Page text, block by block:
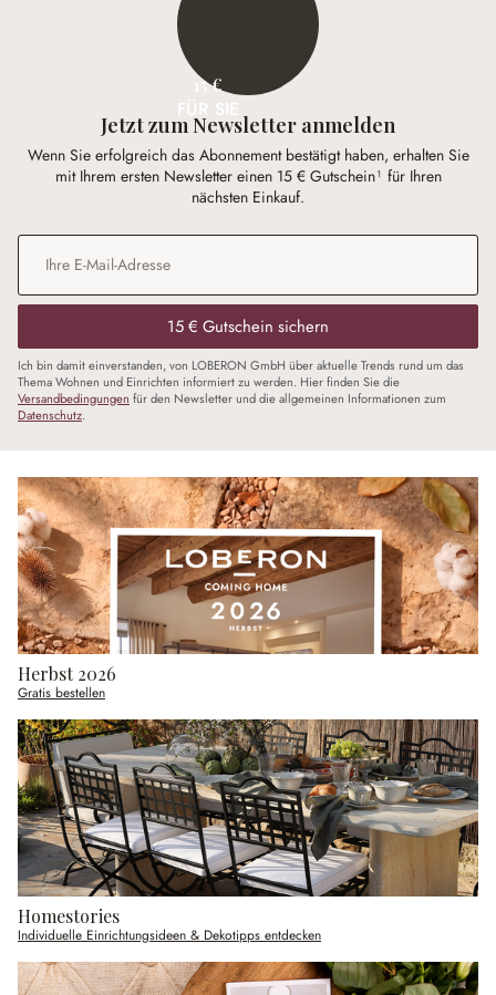
15 €
Jetzt zum Newsletter anmelden
Wenn Sie erfolgreich das Abonnement bestätigt haben, erhalten Sie
mit Ihrem ersten Newsletter einen 15 € Gutschein¹ für Ihren
nächsten Einkauf.
E-Mail-Adresse*
15 € Gutschein sichern
Ich bin damit einverstanden, von LOBERON GmbH über aktuelle Trends rund um das
Thema Wohnen und Einrichten informiert zu werden. Hier finden Sie die
Versandbedingungen für den Newsletter und die allgemeinen Informationen zum
Datenschutz.
Herbst 2026
Gratis bestellen
Homestories
Individuelle Einrichtungsideen & Dekotipps entdecken